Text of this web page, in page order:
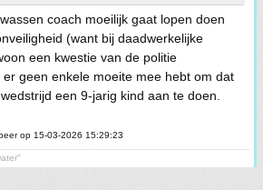
coach moeilijk gaat lopen doen
(want bij daadwerkelijke
een kwestie van de politie
geen enkele moeite mee hebt om dat
een 9-jarig kind aan te doen.
op 15-03-2026 15:29:23